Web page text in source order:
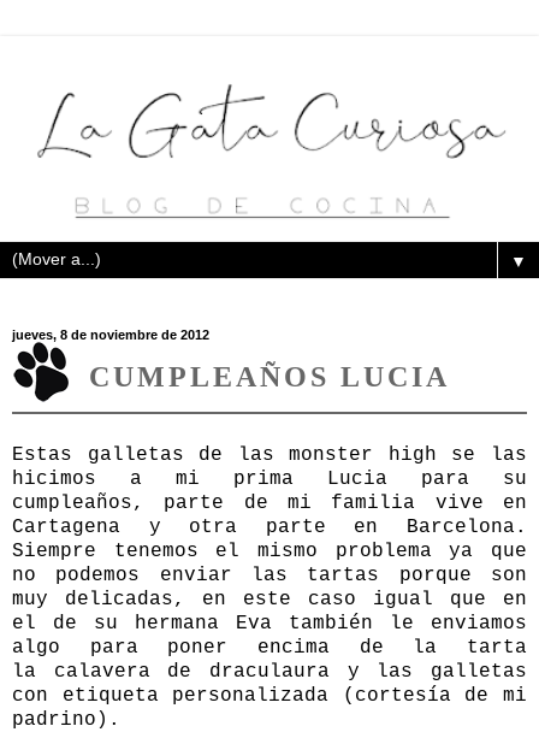
▼
jueves, 8 de noviembre de 2012
CUMPLEAÑOS LUCIA
Estas galletas de las monster high se las
hicimos a mi prima Lucia para su
cumpleaños, parte de mi familia vive en
Cartagena y otra parte en Barcelona.
Siempre tenemos el mismo problema ya que
no podemos enviar las tartas porque son
muy delicadas, en este caso igual que en
el de su hermana Eva también le enviamos
algo para poner encima de la tarta
la calavera de draculaura y las galletas
con etiqueta personalizada (cortesía de mi
padrino).